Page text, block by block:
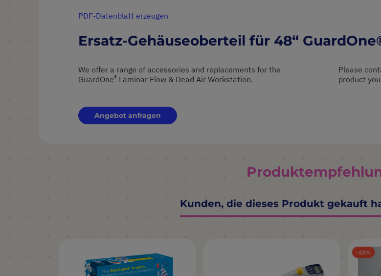
PDF-Datenblatt erzeugen
Ersatz-Gehäuseoberteil für 48“
We offer a range of accessories and replacements for the
GuardOne® Laminar Flow & Dead Air Workstation.
Please
product
Angebot anfragen
Kunden, die dieses Produkt gekauft
43